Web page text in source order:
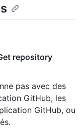
repository
pas avec des
GitHub, les
GitHub, ou